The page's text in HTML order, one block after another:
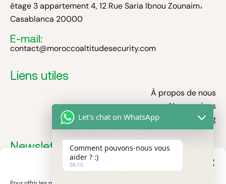
Gérer le consentement
étage 3 appartement 4, 12 Rue Saria Ibnou Zounaim،
Casablanca 20000
E-mail:
contact@moroccoaltitudesecurity.com
Liens utiles
À propos de nous
Nos services
Blog
Newsletter
Recevez nos dernières actualités, conseils sécurité et
Let's chat on WhatsApp
Comment pouvons-nous vous
aider ? :)
08:10